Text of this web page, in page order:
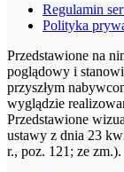
Regulamin
Polityka
Przedstawione na
poglądowy i
przyszłym
wyglądzie
Przedstawione
ustawy z dnia 23
r., poz. 121; ze zm.).